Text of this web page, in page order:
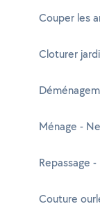
Couper les
Cloturer
Ménage -
Repassage
Couture